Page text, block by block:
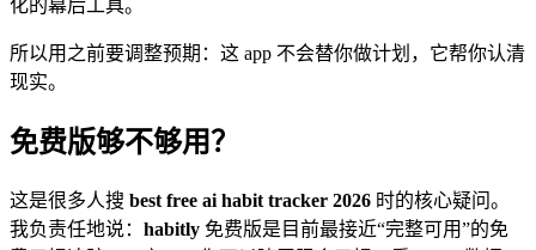
化的幕后工具。
所以用之前要调整预期：这 app 不会替你做计划，它帮你认清
现实。
免费版够不够用？
这是很多人搜 best free ai habit tracker 2026 时的核心疑问。
我负责任地说： habitly 免费版是目前最接近“完整可用”的免